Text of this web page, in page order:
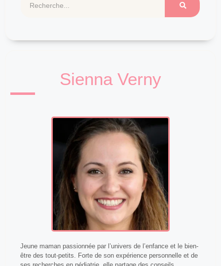
Sienna Verny
Jeune maman passionnée par l’univers de l’enfance et le bien-
être des tout-petits. Forte de son expérience personnelle et de